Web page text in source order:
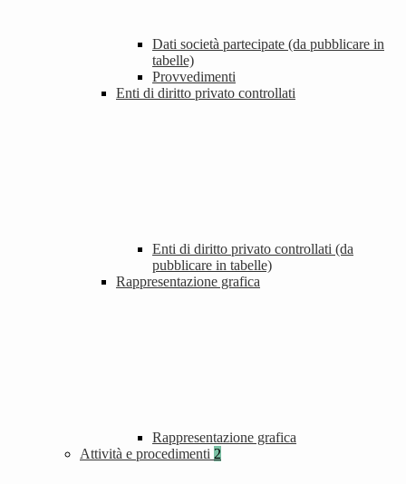
Dati società partecipate (da pubblicare in
tabelle)
Provvedimenti
Enti di diritto privato controllati
Enti di diritto privato controllati (da
pubblicare in tabelle)
Rappresentazione grafica
Rappresentazione grafica
Attività e procedimenti 2